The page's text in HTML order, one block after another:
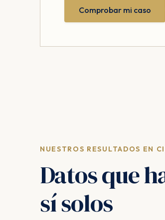
Comprobar mi caso
NUESTROS RESULTADOS EN
Datos que
sí solos